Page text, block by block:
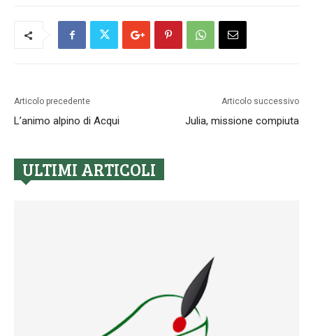
Articolo precedente
L’animo alpino di Acqui
Articolo successivo
Julia, missione compiuta
ULTIMI ARTICOLI